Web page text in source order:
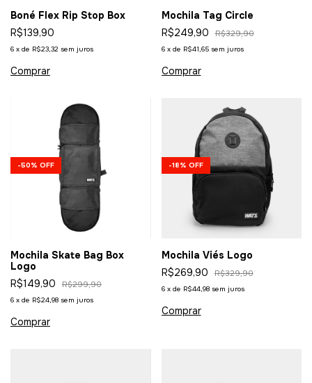
Boné Flex Rip Stop Box
R$139,90
6 x de R$23,32 sem juros
Mochila Tag Circle
R$249,90
R$329,90
6 x de R$41,65 sem juros
-50% OFF
Mochila Skate Bag Box
Logo
R$149,90
R$299,90
6 x de R$24,98 sem juros
-18% OFF
Mochila Viés Logo
R$269,90
R$329,90
6 x de R$44,98 sem juros